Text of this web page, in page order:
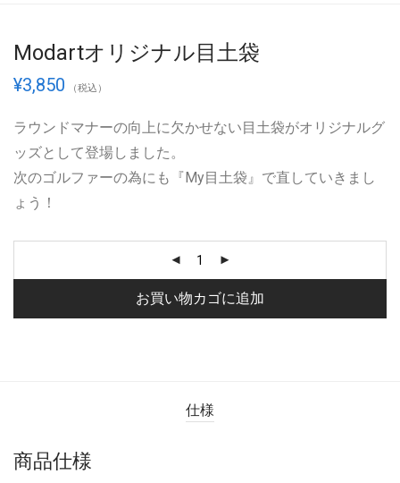
Modartオリジナル目土袋
¥3,850 （税込）
ラウンドマナーの向上に欠かせない目土袋がオリジナルグ
ッズとして登場しました。
次のゴルファーの為にも『My目土袋』で直していきまし
ょう！
お買い物カゴに追加
仕様
商品仕様